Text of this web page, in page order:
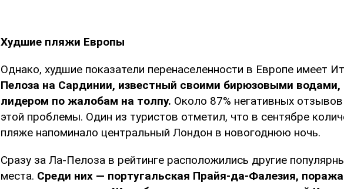
Худшие пляжи Европы
Однако, худшие показатели перенаселенности в Европе имеет
Пелоза на Сардинии, известный своими бирюзовыми
лидером по жалобам на толпу. Около 87% негативных
этой проблемы. Один из туристов отметил, что в сентябре
пляже напоминало центральный Лондон в новогоднюю ночь.
Сразу за Ла-Пелоза в рейтинге расположились другие
места. Среди них — португальская Прайя-да-Фалезия,